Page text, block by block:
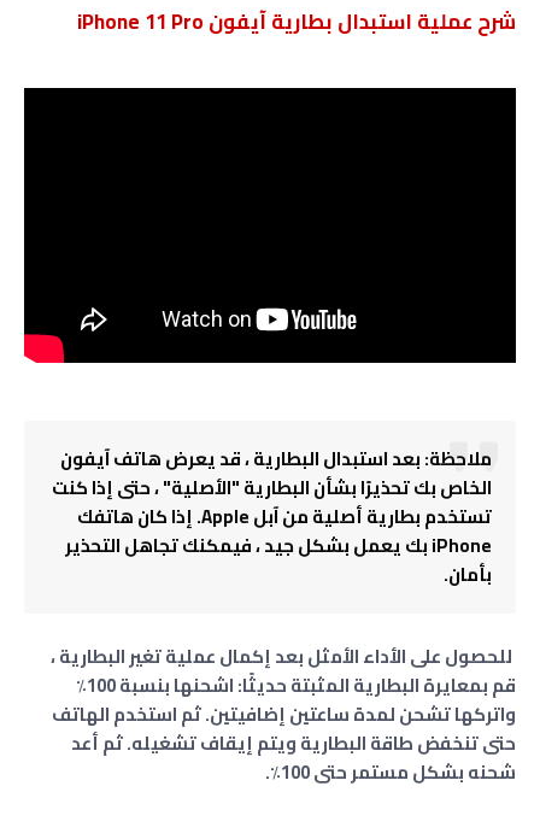
شرح عملية استبدال بطارية آيفون iPhone 11 Pro
ملاحظة: بعد استبدال البطارية ، قد يعرض هاتف آيفون
الخاص بك تحذيرًا بشأن البطارية "الأصلية" ، حتى إذا كنت
تستخدم بطارية أصلية من آبل Apple. إذا كان هاتفك
iPhone بك يعمل بشكل جيد ، فيمكنك تجاهل التحذير
بأمان.
للحصول على الأداء الأمثل بعد إكمال عملية تغير البطارية ،
قم بمعايرة البطارية المثبتة حديثًا: اشحنها بنسبة 100٪
واتركها تشحن لمدة ساعتين إضافيتين. ثم استخدم الهاتف
حتى تنخفض طاقة البطارية ويتم إيقاف تشغيله. ثم أعد
شحنه بشكل مستمر حتى 100٪.